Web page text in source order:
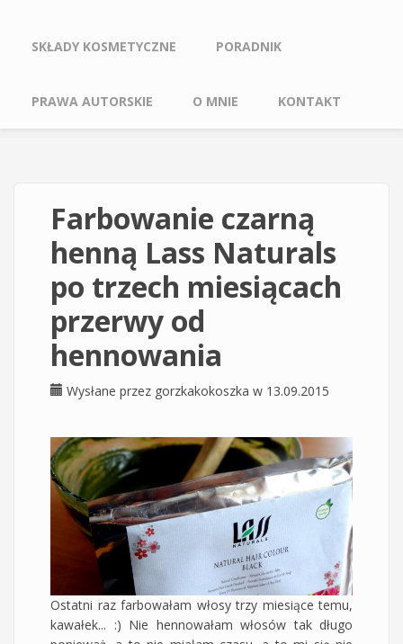
SKŁADY KOSMETYCZNE PORADNIK
PRAWA AUTORSKIE O MNIE KONTAKT
Farbowanie czarną
henną Lass Naturals
po trzech miesiącach
przerwy od
hennowania
Wysłane przez gorzkakokoszka w 13.09.2015
Ostatni raz farbowałam włosy trzy miesiące temu,
kawałek... :) Nie hennowałam włosów tak długo